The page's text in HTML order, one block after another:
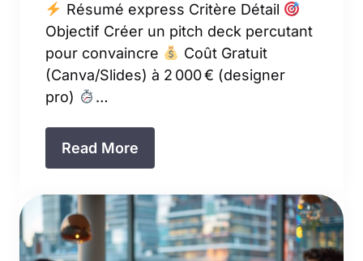
Résumé express Critère Détail
Objectif Créer un pitch deck percutant
pour convaincre
Coût Gratuit
(Canva/Slides) à 2 000 € (designer
pro)
…
Read More